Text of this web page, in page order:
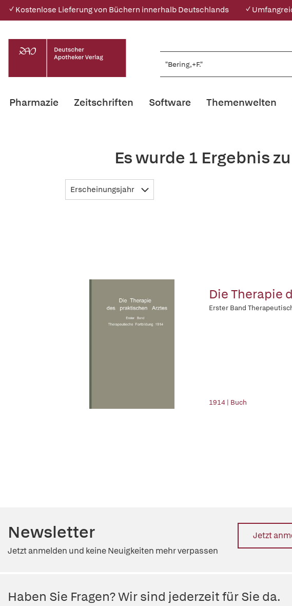
✓ Kostenlose Lieferung von Büchern innerhalb Deutschlands ✓
Pharmazie Zeitschriften Software Themenwelten
Es wurde 1 Ergebnis
Erscheinungsjahr
Die Therapie
Erster Band
1914 | Buch
Newsletter
Jetzt anmelden und keine Neuigkeiten mehr verpassen
Jetzt
Haben Sie Fragen? Wir sind jederzeit für Sie da.